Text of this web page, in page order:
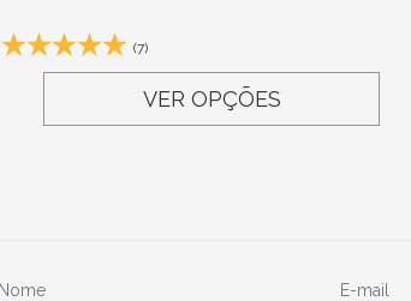
(7)
VER OPÇÕES